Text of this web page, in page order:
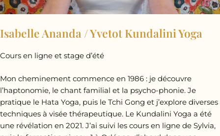
Isabelle Ananda / Yvetot Kundalini Yoga
Cours en ligne et stage d’été
Mon cheminement commence en 1986 : je découvre
l’haptonomie, le chant familial et la psycho-phonie. Je
pratique le Hata Yoga, puis le Tchi Gong et j’explore diverses
techniques à visée thérapeutique. Le Kundalini Yoga a été
une révélation en 2021. J’ai suivi les cours en ligne de Sylvia,